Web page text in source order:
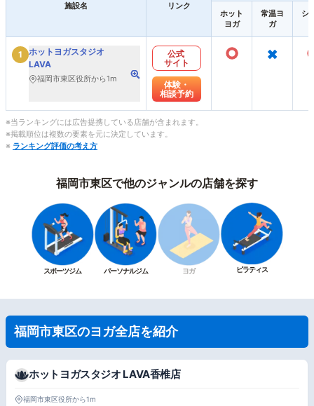
施設名 リンク
ホット
ヨガ
常温ヨ
ガ
シ
1
ホットヨガスタジオ
LAVA
福岡市東区役所から1m
公式
サイト
体験・
相談予約
○ ×
※当ランキングには広告提携している店舗が含まれます。
※掲載順位は複数の要素を元に決定しています。
※ ランキング評価の考え方
福岡市東区で他のジャンルの店舗を探す
スポーツジム パーソナルジム ヨガ ピラティス
福岡市東区のヨガ全店を紹介
ホットヨガスタジオ LAVA香椎店
福岡市東区役所から1m